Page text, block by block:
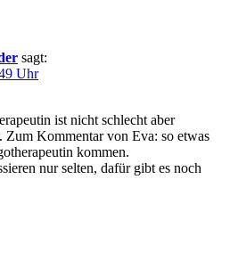
sagt:
Uhr
ist nicht schlecht aber
Zum Kommentar von Eva: so etwas
kommen.
nur selten, dafür gibt es noch